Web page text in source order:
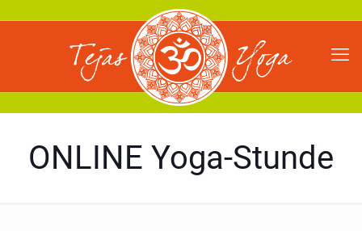
ONLINE Yoga-Stunde